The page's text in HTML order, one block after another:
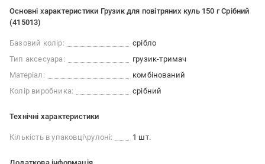
Основні характеристики Грузик для повітряних куль 150 г Срібний
(415013)
Базовий колір:
срібло
Тип аксесуара:
грузик-тримач
Матеріал:
комбінований
Колір виробника:
срібний
Технічні характеристики
Кількість в упаковці\рулоні: 1 шт.